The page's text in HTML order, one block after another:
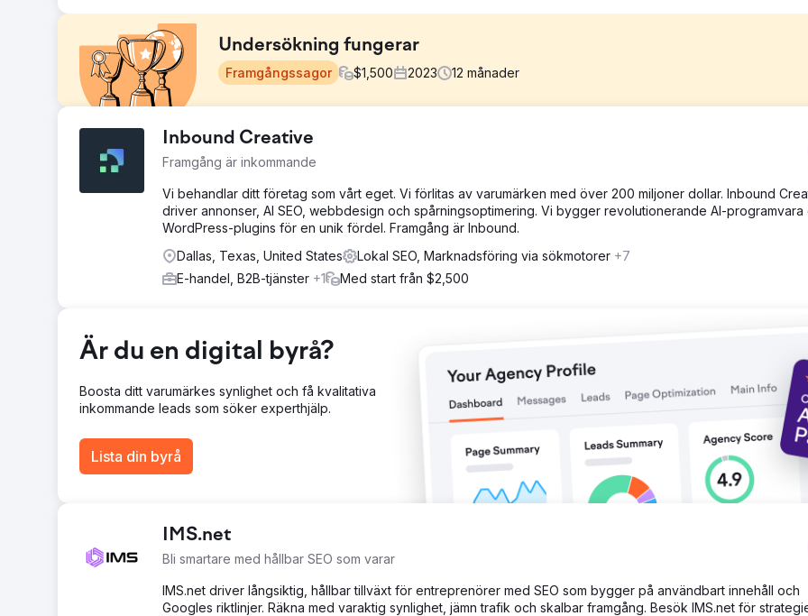
Undersökning fungerar
Framgångssagor $1,500 2023 12 månader
Utmaning
Mun-till-mun marknadsföring och hänvisningar hade fungerat bra för att få in nya affärer, men det var inte tillräckligt för att
Survey Works att expandera. Det fanns flera rutinerade konkurrenter med många recensioner som aktivt investerade i
Lösning
Webbplatsen byggdes om i WordPress och innehåll, platssidor och konverteringselement optimerades. Vi startade ett
länkbyggande program som resulterade i dominerande rankningar i kartor och organisk sökning.
Ökningen av synlighet från kartor och organiska förbättringar av rankningen resulterade i en 700 % ökning av intäkterna
Gå till byråsida
Inbound Creative
Framgång är inkommande
Vi behandlar ditt företag som vårt eget. Vi förlitas av varumärken med över 200 miljoner dollar. Inbound
driver annonser, AI SEO, webbdesign och spårningsoptimering. Vi bygger revolutionerande AI-programvara
WordPress-plugins för en unik fördel. Framgång är Inbound.
Dallas, Texas, United States
Lokal SEO, Marknadsföring via sökmotorer +7
E-handel, B2B-tjänster +1 Med start från $2,500
Är du en digital byrå?
Boosta ditt varumärkes synlighet och få kvalitativa
inkommande leads som söker experthjälp.
Lista din byrå
IMS.net
Bli smartare med hållbar SEO som varar
IMS.net driver långsiktig, hållbar tillväxt för entreprenörer med SEO som bygger på användbart innehåll och
Googles riktlinjer. Räkna med varaktig synlighet, jämn trafik och skalbar framgång. Besök IMS.net för